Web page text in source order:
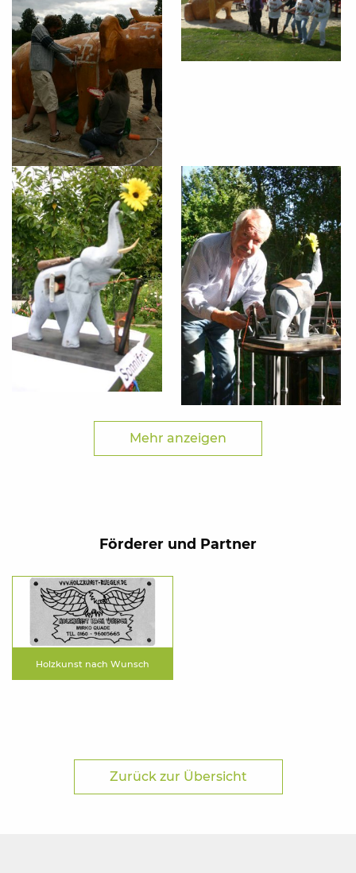
Mehr anzeigen
Förderer und Partner
Holzkunst nach Wunsch
Zurück zur Übersicht